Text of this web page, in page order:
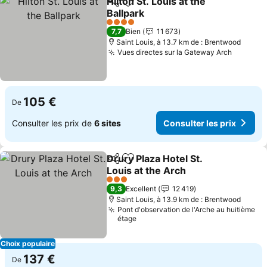
PartagerAjouter à mes favoris
Ballpark
Consulter les prix
4 Étoiles
7,7 Bien
11 673
Saint Louis, à 13.7 km de : Brentwood
Vues directes sur la Gateway Arch
De 105 €
Consulter les prix de 6 sites Consulter les prix
Choix populaire
PartagerAjouter à mes favoris
Drury Plaza Hotel St.
Louis at the Arch
Consulter les prix
3 Étoiles
9,3 Excellent
12 419
Saint Louis, à 13.9 km de : Brentwood
Pont d'observation de l'Arche au huitième
étage
De 137 €